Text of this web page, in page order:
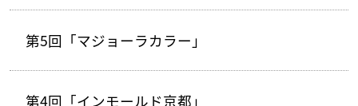
第5回「マジョーラカラー」
第4回「インモールド京都」